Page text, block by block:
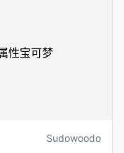
Sudowoodo